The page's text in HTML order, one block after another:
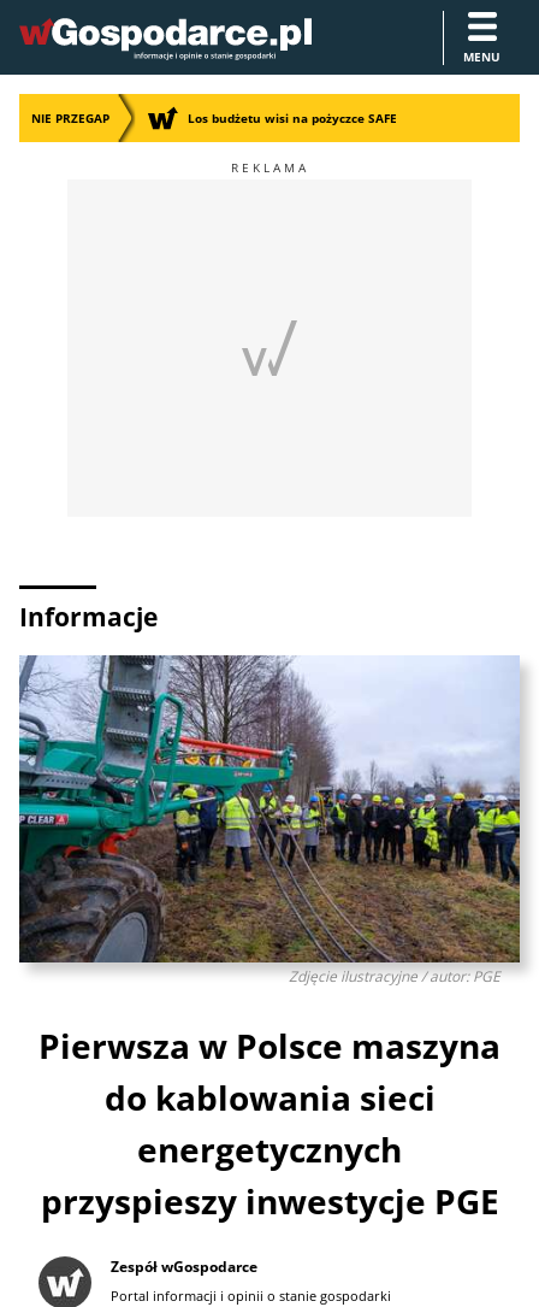
MENU
NIE PRZEGAP Los budżetu wisi na pożyczce SAFE
Informacje
Zdjęcie ilustracyjne / autor: PGE
Pierwsza w Polsce maszyna
do kablowania sieci
energetycznych
przyspieszy inwestycje PGE
Zespół wGospodarce
Portal informacji i opinii o stanie gospodarki